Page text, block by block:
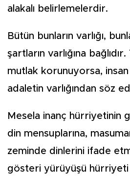
alakalı belirlemelerdir.
Bütün bunların varlığı,
şartların varlığına
mutlak korunuyorsa, insan
adaletin varlığından söz
Mesela inanç hürriyetinin
din mensuplarına,
zeminde dinlerini ifade
gösteri yürüyüşü hürriyeti